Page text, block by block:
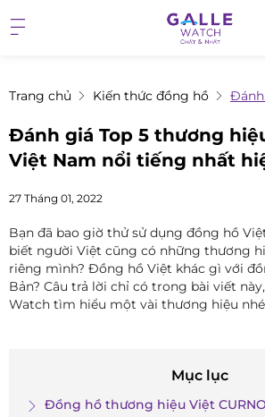
Trang chủ Kiến thức đồng hồ
Đánh giá Top 5 thương
Việt Nam nổi tiếng nhất
27 Tháng 01, 2022
Bạn đã bao giờ thử sử dụng đồng hồ
biết người Việt cũng có những thương
riêng mình? Đồng hồ Việt khác gì với
Bản? Câu trả lời chỉ có trong bài viết
Watch tìm hiểu một vài thương hiệu
Mục lục
Đồng hồ thương hiệu Việt